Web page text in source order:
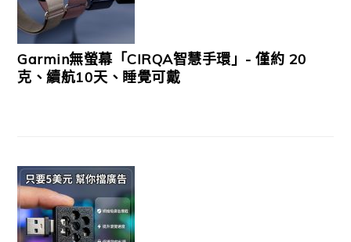
Garmin無螢幕「CIRQA智慧手環」- 僅約 20
克、續航10天、睡覺可戴